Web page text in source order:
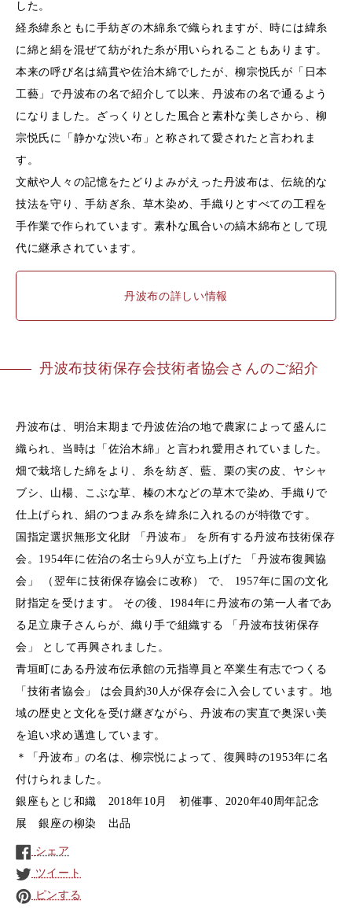
した。
経糸緯糸ともに手紡ぎの木綿糸で織られますが、時には緯糸
に綿と絹を混ぜて紡がれた糸が用いられることもあります。
本来の呼び名は縞貫や佐治木綿でしたが、柳宗悦氏が「日本
工藝」で丹波布の名で紹介して以来、丹波布の名で通るよう
になりました。ざっくりとした風合と素朴な美しさから、柳
宗悦氏に「静かな渋い布」と称されて愛されたと言われま
す。
文献や人々の記憶をたどりよみがえった丹波布は、伝統的な
技法を守り、手紡ぎ糸、草木染め、手織りとすべての工程を
手作業で作られています。素朴な風合いの縞木綿布として現
代に継承されています。
丹波布の詳しい情報
丹波布技術保存会技術者協会さんのご紹介
丹波布は、明治末期まで丹波佐治の地で農家によって盛んに
織られ、当時は「佐治木綿」と言われ愛用されていました。
畑で栽培した綿をより、糸を紡ぎ、藍、栗の実の皮、ヤシャ
ブシ、山楊、こぶな草、榛の木などの草木で染め、手織りで
仕上げられ、絹のつまみ糸を緯糸に入れるのが特徴です。
国指定選択無形文化財 「丹波布」 を所有する丹波布技術保存
会。1954年に佐治の名士ら9人が立ち上げた 「丹波布復興協
会」 （翌年に技術保存協会に改称） で、 1957年に国の文化
財指定を受けます。 その後、1984年に丹波布の第一人者であ
る足立康子さんらが、織り手で組織する 「丹波布技術保存
会」 として再興されました。
青垣町にある丹波布伝承館の元指導員と卒業生有志でつくる
「技術者協会」 は会員約30人が保存会に入会しています。地
域の歴史と文化を受け継ぎながら、丹波布の実直で奥深い美
を追い求め邁進しています。
＊「丹波布」の名は、柳宗悦によって、復興時の1953年に名
付けられました。
銀座もとじ和織 2018年10月 初催事、2020年40周年記念
展 銀座の柳染 出品
シェア
ツイート
ピンする